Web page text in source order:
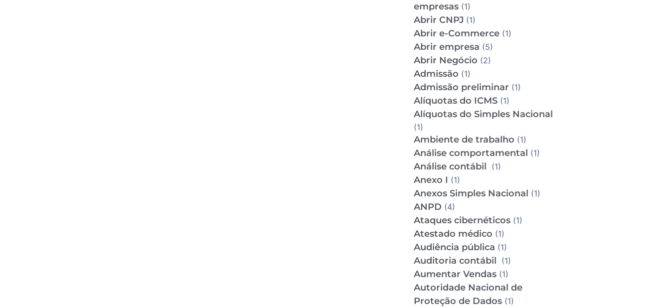
empresas(1)
Abrir CNPJ (1)
Abrir e-Commerce(1)
Abrir empresa (5)
Abrir Negócio (2)
Admissão (1)
Admissão preliminar (1)
Alíquotas do ICMS(1)
Alíquotas do Simples Nacional
(1)
Ambiente de trabalho (1)
Análise comportamental (1)
Análise contábil (1)
Anexo I (1)
Anexos Simples Nacional (1)
ANPD (4)
Ataques cibernéticos(1)
Atestado médico (1)
Audiência pública (1)
Auditoria contábil (1)
Aumentar Vendas(1)
Autoridade Nacional de
Proteção de Dados(1)